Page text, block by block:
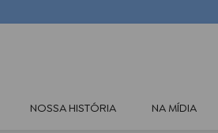
NOSSA HISTÓRIA NA MÍDIA